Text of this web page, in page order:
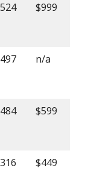
$999
n/a
$599
$449